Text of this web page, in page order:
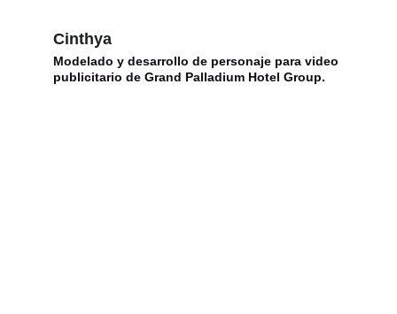
Cinthya
Modelado y desarrollo de personaje para video
publicitario de Grand Palladium Hotel Group.